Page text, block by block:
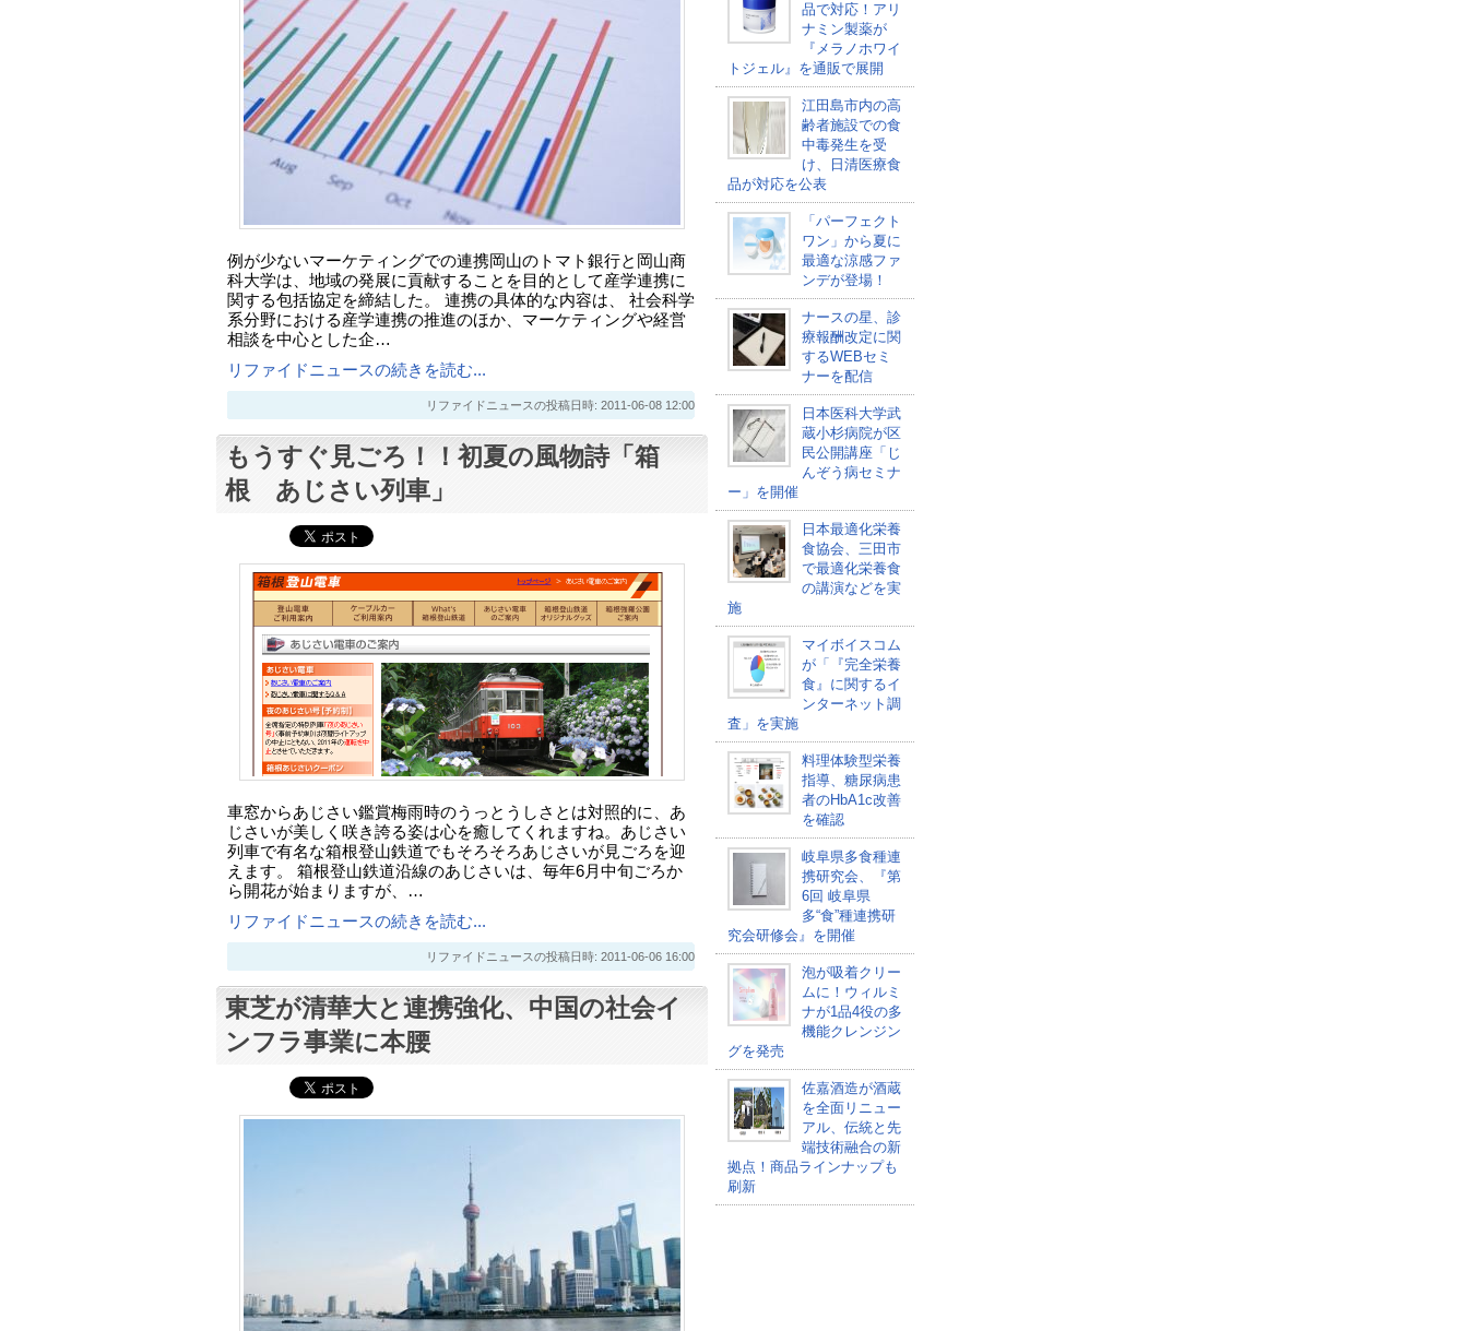
例が少ないマーケティングでの連携岡山のトマト銀行と岡山商
科大学は、地域の発展に貢献することを目的として産学連携に
関する包括協定を締結した。 連携の具体的な内容は、 社会科学
系分野における産学連携の推進のほか、マーケティングや経営
相談を中心とした企…
リファイドニュースの続きを読む...
リファイドニュースの投稿日時: 2011-06-08 12:00
もうすぐ見ごろ！！初夏の風物詩「箱
根 あじさい列車」
車窓からあじさい鑑賞梅雨時のうっとうしさとは対照的に、あ
じさいが美しく咲き誇る姿は心を癒してくれますね。あじさい
列車で有名な箱根登山鉄道でもそろそろあじさいが見ごろを迎
えます。 箱根登山鉄道沿線のあじさいは、毎年6月中旬ごろか
ら開花が始まりますが、…
リファイドニュースの続きを読む...
リファイドニュースの投稿日時: 2011-06-06 16:00
東芝が清華大と連携強化、中国の社会イ
ンフラ事業に本腰
品で対応！アリ
ナミン製薬が
『メラノホワイ
トジェル』を通販で展開
江田島市内の高
齢者施設での食
中毒発生を受
け、日清医療食
品が対応を公表
「パーフェクト
ワン」から夏に
最適な涼感ファ
ンデが登場！
ナースの星、診
療報酬改定に関
するWEBセミ
ナーを配信
日本医科大学武
蔵小杉病院が区
民公開講座「じ
んぞう病セミナ
ー」を開催
日本最適化栄養
食協会、三田市
で最適化栄養食
の講演などを実
施
マイボイスコム
が「『完全栄養
食』に関するイ
ンターネット調
査」を実施
料理体験型栄養
指導、糖尿病患
者のHbA1c改善
を確認
岐阜県多食種連
携研究会、『第
6回 岐阜県
多“食”種連携研
究会研修会』を開催
泡が吸着クリー
ムに！ウィルミ
ナが1品4役の多
機能クレンジン
グを発売
佐嘉酒造が酒蔵
を全面リニュー
アル、伝統と先
端技術融合の新
拠点！商品ラインナップも
刷新